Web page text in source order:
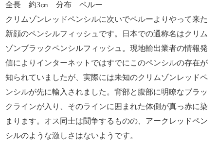
全長 約3㎝ 分布 ペルー
クリムゾンレッドペンシルに次いでペルーよりやって来た
新顔のペンシルフィッシュです。日本での通称名はクリム
ゾンブラックペンシルフィッシュ。現地輸出業者の情報発
信によりインターネットではすでにこのペンシルの存在が
知られていましたが、実際には未知のクリムゾンレッドペ
ンシルが先に輸入されました。背部と腹部に明瞭なブラッ
クラインが入り、そのラインに囲まれた体側が真っ赤に染
まります。オス同士は闘争するものの、アークレッドペン
シルのような激しさはないようです。